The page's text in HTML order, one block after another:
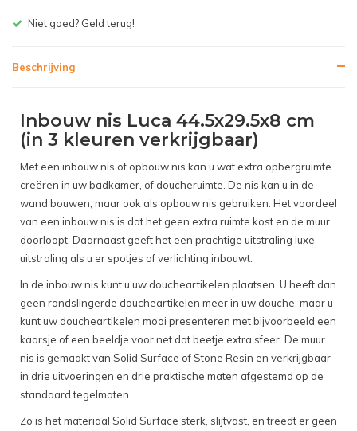
Gratis bezorgen v.a. € 150,- (NL)
Beschrijving
Inbouw nis Luca 44.5x29.5x8 cm
(in 3 kleuren verkrijgbaar)
Met een inbouw nis of opbouw nis kan u wat extra opbergruimte
creëren in uw badkamer, of doucheruimte. De nis kan u in de
wand bouwen, maar ook als opbouw nis gebruiken. Het voordeel
van een inbouw nis is dat het geen extra ruimte kost en de muur
doorloopt. Daarnaast geeft het een prachtige uitstraling luxe
uitstraling als u er spotjes of verlichting inbouwt.
In de inbouw nis kunt u uw doucheartikelen plaatsen. U heeft dan
geen rondslingerde doucheartikelen meer in uw douche, maar u
kunt uw doucheartikelen mooi presenteren met bijvoorbeeld een
kaarsje of een beeldje voor net dat beetje extra sfeer. De muur
nis is gemaakt van Solid Surface of Stone Resin en verkrijgbaar
in drie uitvoeringen en drie praktische maten afgestemd op de
standaard tegelmaten.
Zo is het materiaal Solid Surface sterk, slijtvast, en treedt er geen